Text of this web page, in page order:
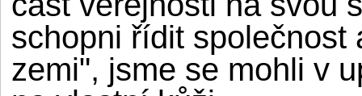
schopni řídit společnost
zemi", jsme se mohli v